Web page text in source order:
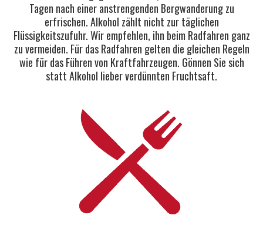
Tagen nach einer anstrengenden Bergwanderung zu
erfrischen. Alkohol zählt nicht zur täglichen
Flüssigkeitszufuhr. Wir empfehlen, ihn beim Radfahren ganz
zu vermeiden. Für das Radfahren gelten die gleichen Regeln
wie für das Führen von Kraftfahrzeugen. Gönnen Sie sich
statt Alkohol lieber verdünnten Fruchtsaft.